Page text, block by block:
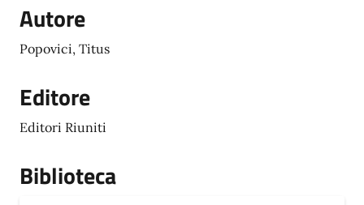
Autore
Popovici, Titus
Editore
Editori Riuniti
Biblioteca